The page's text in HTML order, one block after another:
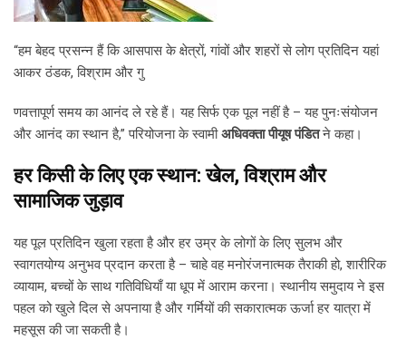
“हम बेहद प्रसन्न हैं कि आसपास के क्षेत्रों, गांवों और शहरों से लोग प्रतिदिन यहां
आकर ठंडक, विश्राम और गु
णवत्तापूर्ण समय का आनंद ले रहे हैं। यह सिर्फ एक पूल नहीं है – यह पुनःसंयोजन
और आनंद का स्थान है,” परियोजना के स्वामीअधिवक्ता पीयूष पंडितने कहा।
हर किसी के लिए एक स्थान: खेल, विश्राम और
सामाजिक जुड़ाव
यह पूल प्रतिदिन खुला रहता है और हर उम्र के लोगों के लिए सुलभ और
स्वागतयोग्य अनुभव प्रदान करता है – चाहे वह मनोरंजनात्मक तैराकी हो, शारीरिक
व्यायाम, बच्चों के साथ गतिविधियाँ या धूप में आराम करना। स्थानीय समुदाय ने इस
पहल को खुले दिल से अपनाया है और गर्मियों की सकारात्मक ऊर्जा हर यात्रा में
महसूस की जा सकती है।